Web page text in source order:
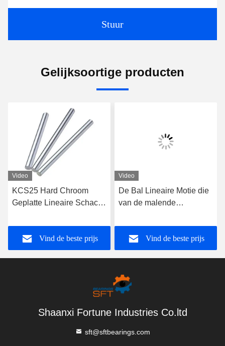
Stuur
Gelijksoortige producten
Video
KCS25 Hard Chroom
Geplatte Lineaire Schacht
Industriële Toepassingen
Vind de beste prijs
Video
De Bal Lineaire Motie die
van de malende
KH1026 dragen
Vind de beste prijs
Shaanxi Fortune Industries Co.ltd
sft@sftbearings.com